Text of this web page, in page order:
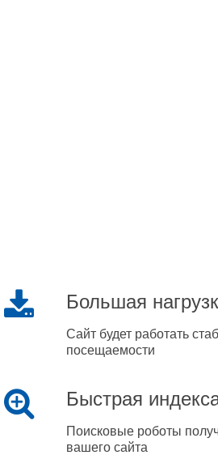
Большая
Сайт будет работать
посещаемости
Быстрая
Поисковые роботы
вашего сайта